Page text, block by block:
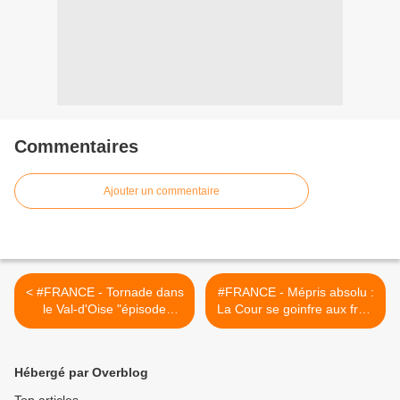
Commentaires
Ajouter un commentaire
< #FRANCE - Tornade dans
le Val-d'Oise "épisode
apocalyptique": fait un mort
#FRANCE - Mépris absolu :
La Cour se goinfre aux frais
des manants >
Hébergé par Overblog